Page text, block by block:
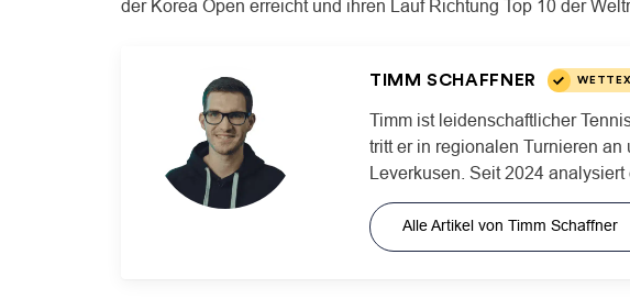
der Korea Open erreicht und ihren Lauf Richtung Top 10 der
TIMM SCHAFFNER
Timm ist leidenschaftlicher
tritt er in regionalen Turnieren
Leverkusen. Seit 2024
Alle Artikel von Timm Schaffner